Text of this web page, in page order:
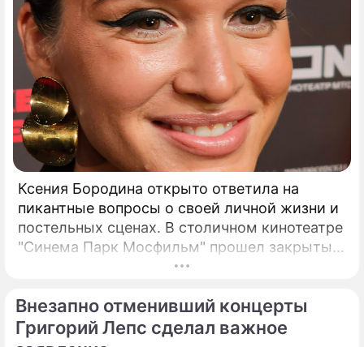
Ксения Бородина открыто ответила на
пикантные вопросы о своей личной жизни и
постельных сценах. В столичном кинотеатре
"Синема Парк Мосфильм" прошел закрытый
показ романтической комедии с элементами
Внезапно отменивший концерты
Григорий Лепс сделал важное